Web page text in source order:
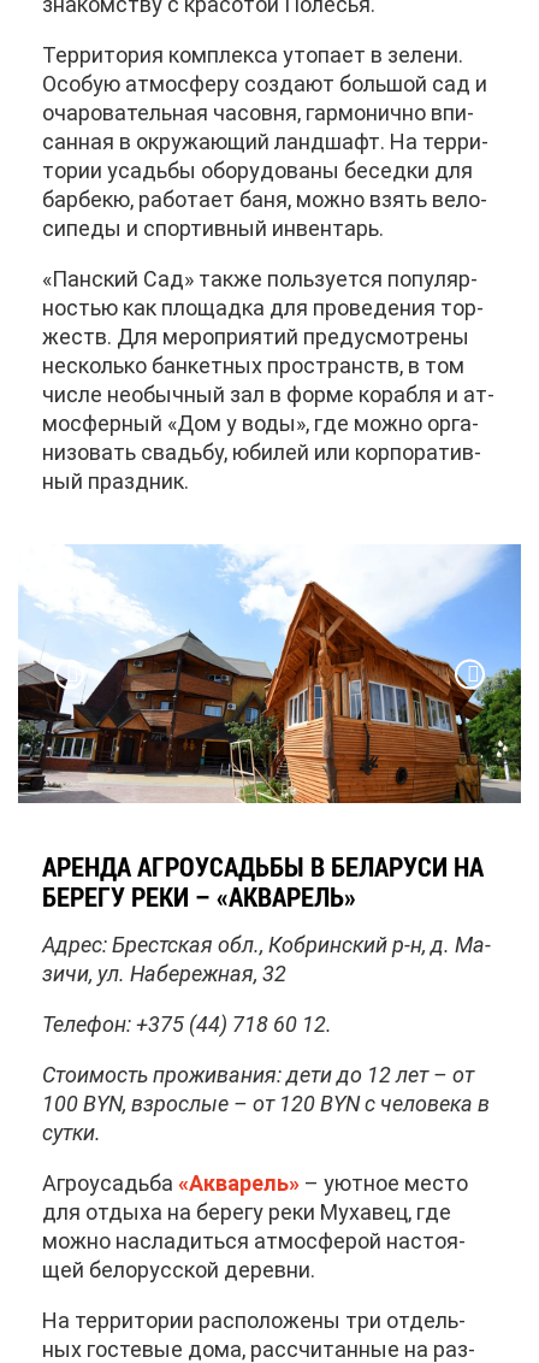
Тер­ри­то­рия ком­плек­са уто­па­ет в зе­ле­ни.
Осо­бую ат­мо­сфе­ру со­зда­ют боль­шой сад и
оча­ро­ва­тель­ная ча­сов­ня, гар­мо­нич­но впи­
сан­ная в окру­жа­ю­щий ланд­шафт. На тер­ри­
то­рии усадь­бы обо­ру­до­ва­ны бе­сед­ки для
бар­бекю, ра­бо­та­ет ба­ня, мож­но взять ве­ло­
си­пе­ды и спор­тив­ный ин­вен­тарь.
«Пан­ский Сад» та­к­же поль­зу­ет­ся по­пу­ляр­
но­стью как пло­щад­ка для про­ве­де­ния тор­
жеств. Для ме­ро­при­я­тий преду­смот­ре­ны
несколь­ко бан­кет­ных про­странств, в том
чис­ле необыч­ный зал в фор­ме ко­раб­ля и ат­
мо­сфер­ный «Дом у во­ды», где мож­но ор­га­
ни­зо­вать сва­дьбу, юби­лей или кор­по­ра­тив­
ный празд­ник.
АРЕН­ДА АГ­РО­УСАДЬ­БЫ В БЕ­ЛА­РУ­СИ НА
БЕ­РЕ­ГУ РЕ­КИ – «АК­ВА­РЕЛЬ»
Ад­рес: Брест­ская обл., Ко­брин­ский р-н, д. Ма­
зи­чи, ул. На­бе­реж­ная, 32
Те­ле­фон: +375 (44) 718 60 12.
Сто­и­мость про­жи­ва­ния: де­ти до 12 лет – от
100 BYN, взрос­лые – от 120 BYN с че­ло­ве­ка в
сут­ки.
Аг­ро­усадь­ба «Ак­ва­рель» – уют­ное ме­сто
для от­ды­ха на бе­ре­гу ре­ки Му­ха­вец, где
мож­но на­сла­дить­ся ат­мо­сфе­рой на­сто­я­
щей бе­ло­рус­ской де­рев­ни.
На тер­ри­то­рии рас­по­ло­же­ны три от­дель­
ных го­сте­вые до­ма, рас­счи­тан­ные на раз­